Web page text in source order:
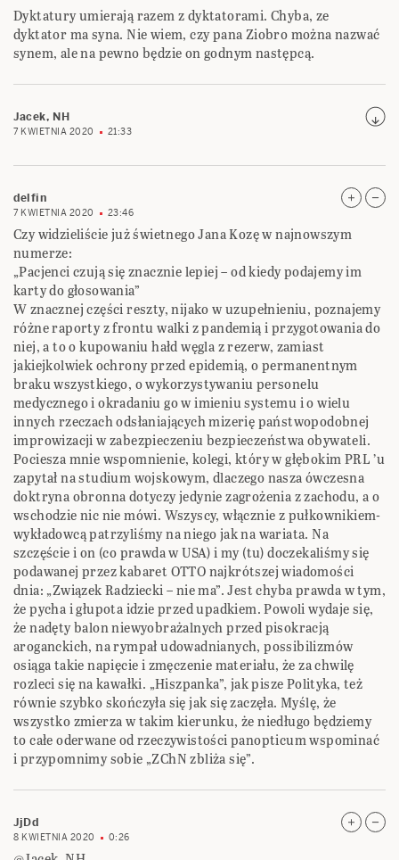
Dyktatury umierają razem z dyktatorami. Chyba, ze
dyktator ma syna. Nie wiem, czy pana Ziobro można nazwać
synem, ale na pewno będzie on godnym następcą.
Jacek, NH
7 KWIETNIA 2020 21:33
delfin
7 KWIETNIA 2020 23:46
Czy widzieliście już świetnego Jana Kozę w najnowszym
numerze:
„Pacjenci czują się znacznie lepiej – od kiedy podajemy im
karty do głosowania”
W znacznej części reszty, nijako w uzupełnieniu, poznajemy
różne raporty z frontu walki z pandemią i przygotowania do
niej, a to o kupowaniu hałd węgla z rezerw, zamiast
jakiejkolwiek ochrony przed epidemią, o permanentnym
braku wszystkiego, o wykorzystywaniu personelu
medycznego i okradaniu go w imieniu systemu i o wielu
innych rzeczach odsłaniających mizerię państwopodobnej
improwizacji w zabezpieczeniu bezpieczeństwa obywateli.
Pociesza mnie wspomnienie, kolegi, który w głębokim PRL ’u
zapytał na studium wojskowym, dlaczego nasza ówczesna
doktryna obronna dotyczy jedynie zagrożenia z zachodu, a o
wschodzie nic nie mówi. Wszyscy, włącznie z pułkownikiem-
wykładowcą patrzyliśmy na niego jak na wariata. Na
szczęście i on (co prawda w USA) i my (tu) doczekaliśmy się
podawanej przez kabaret OTTO najkrótszej wiadomości
dnia: „Związek Radziecki – nie ma”. Jest chyba prawda w tym,
że pycha i głupota idzie przed upadkiem. Powoli wydaje się,
że nadęty balon niewyobrażalnych przed pisokracją
aroganckich, na rympał udowadnianych, possibilizmów
osiąga takie napięcie i zmęczenie materiału, że za chwilę
rozleci się na kawałki. „Hiszpanka”, jak pisze Polityka, też
równie szybko skończyła się jak się zaczęła. Myślę, że
wszystko zmierza w takim kierunku, że niedługo będziemy
to całe oderwane od rzeczywistości panopticum wspominać
i przypomnimy sobie „ZChN zbliża się”.
JjDd
8 KWIETNIA 2020 0:26